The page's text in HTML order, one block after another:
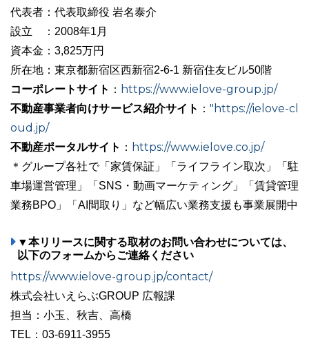
代表者：代表取締役 岩名泰介
設立 ：2008年1月
資本金：3,825万円
所在地：東京都新宿区西新宿2-6-1 新宿住友ビル50階
コーポレートサイト ： https://www.ielove-group.jp/
不動産事業者向けサービス紹介サイト ："https://ielove-cl
oud.jp/
不動産ポータルサイト ： https://www.ielove.co.jp/
＊グループ各社で「家賃保証」「ライフライン取次」「駐
車場運営管理」「SNS・動画マーケティング」「賃貸管理
業務BPO」「AI間取り」など幅広い業務支援も事業展開中
▼本リリースに関する取材のお問い合わせについては、
以下のフォームからご連絡ください
https://www.ielove-group.jp/contact/
株式会社いえらぶGROUP 広報課
担当：小玉、秋吉、高橋
TEL：03-6911-3955